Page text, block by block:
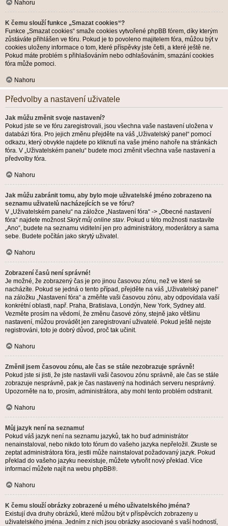
Nahoru
K čemu slouží funkce „Smazat cookies“?
Funkce „Smazat cookies“ smaže cookies vytvořené phpBB fórem, díky kterým
zůstáváte přihlášen ve fóru. Pokud je to povoleno majitelem fóra, můžou být v
cookies uloženy informace o tom, které příspěvky jste četli, a které ještě ne.
Pokud máte problém s přihlašováním nebo odhlašováním, smazání cookies
fóra může pomoci.
Nahoru
Předvolby a nastavení uživatele
Jak můžu změnit svoje nastavení?
Pokud jste se ve fóru zaregistrovali, jsou všechna vaše nastavení uložena v
databázi fóra. Pro jejich změnu přejděte na váš „Uživatelský panel“ pomocí
odkazu, který obvykle najdete po kliknutí na vaše jméno nahoře na stránkách
fóra. V „Uživatelském panelu“ budete moci změnit všechna vaše nastavení a
předvolby fóra.
Nahoru
Jak můžu zabránit tomu, aby bylo moje uživatelské jméno zobrazeno na
seznamu uživatelů nacházejících se ve fóru?
V „Uživatelském panelu“ na záložce „Nastavení fóra“ -> „Obecné nastavení
fóra“ najdete možnostSkrýt můj online stav. Pokud u této možnosti nastavíte
„Ano“, budete na seznamu viditelní jen pro administrátory, moderátory a sama
sebe. Budete počítán jako skrytý uživatel.
Nahoru
Zobrazení časů není správné!
Je možné, že zobrazený čas je pro jinou časovou zónu, než ve které se
nacházíte. Pokud se jedná o tento případ, přejděte na váš „Uživatelský panel“
na záložku „Nastavení fóra“ a změňte vaši časovou zónu, aby odpovídala vaší
konkrétní oblasti, např. Praha, Bratislava, Londýn, New York, Sydney atd.
Vezměte prosím na vědomí, že změnu časové zóny, stejně jako většinu
nastavení, můžou provádět jen zaregistrovaní uživatelé. Pokud ještě nejste
registrováni, toto je dobrý důvod, proč tak učinit.
Nahoru
Změnil jsem časovou zónu, ale čas se stále nezobrazuje správně!
Pokud jste si jisti, že jste nastavili vaši časovou zónu správně, ale čas se stále
zobrazuje nesprávně, pak je čas nastavený na hodinách serveru nesprávný.
Upozorněte na to, prosím, administrátora, aby mohl tento problém odstranit.
Nahoru
Můj jazyk není na seznamu!
Pokud váš jazyk není na seznamu jazyků, tak ho buď administrátor
nenainstaloval, nebo nikdo toto fórum do vašeho jazyka nepřeložil. Zkuste se
zeptat administrátora fóra, jestli může nainstalovat požadovaný jazyk. Pokud
překlad do vašeho jazyku neexistuje, můžete vytvořit nový překlad. Více
informací můžete najít na webu phpBB®.
Nahoru
K čemu slouží obrázky zobrazené u mého uživatelského jména?
Existují dva druhy obrázků, které můžou být v příspěvcích zobrazeny u
uživatelského jména. Jedním z nich jsou obrázky asociované s vaší hodností,